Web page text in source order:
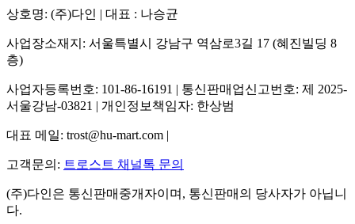
상호명: (주)다인 | 대표 : 나승균
사업장소재지: 서울특별시 강남구 역삼로3길 17 (혜진빌딩 8
층)
사업자등록번호: 101-86-16191 | 통신판매업신고번호: 제 2025-
서울강남-03821 | 개인정보책임자: 한상범
대표 메일: trost@hu-mart.com |
고객문의: 트로스트 채널톡 문의
(주)다인은 통신판매중개자이며, 통신판매의 당사자가 아닙니
다.